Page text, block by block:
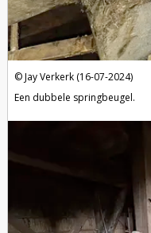
Jay Verkerk (16-07-2024)
Een dubbele springbeugel.